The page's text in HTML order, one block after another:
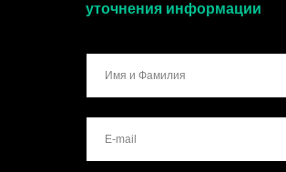
уточнения информации